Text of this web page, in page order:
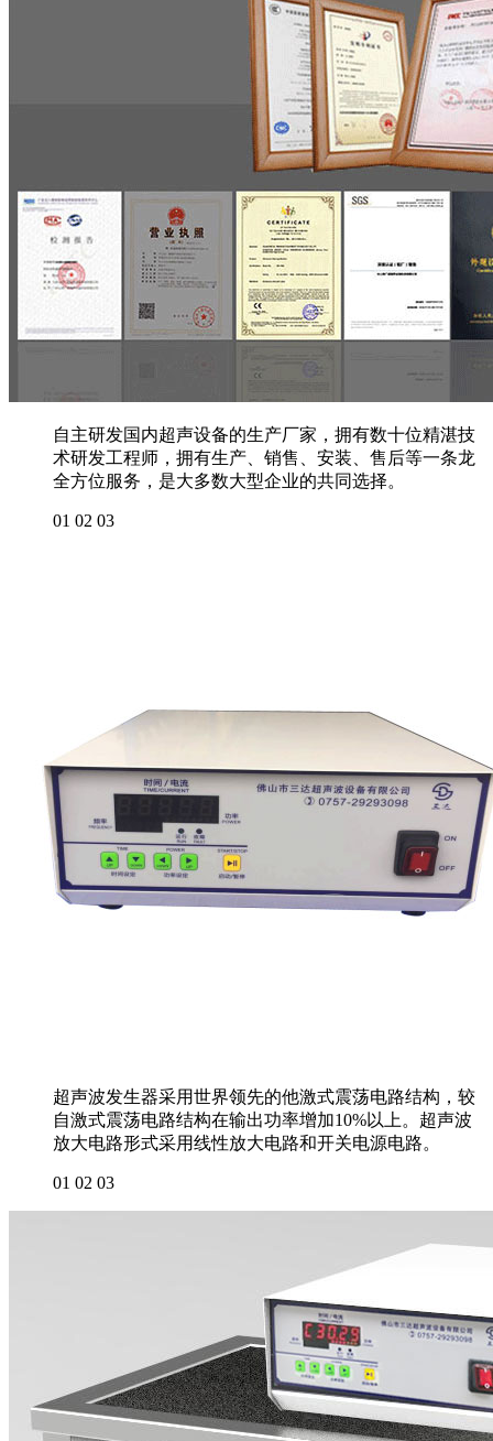
自主研发国内超声设备的生产厂家，拥有数十位精湛技
术研发工程师，拥有生产、销售、安装、售后等一条龙
全方位服务，是大多数大型企业的共同选择。
01 02 03
超声波发生器采用世界领先的他激式震荡电路结构，较
自激式震荡电路结构在输出功率增加10%以上。超声波
放大电路形式采用线性放大电路和开关电源电路。
01 02 03